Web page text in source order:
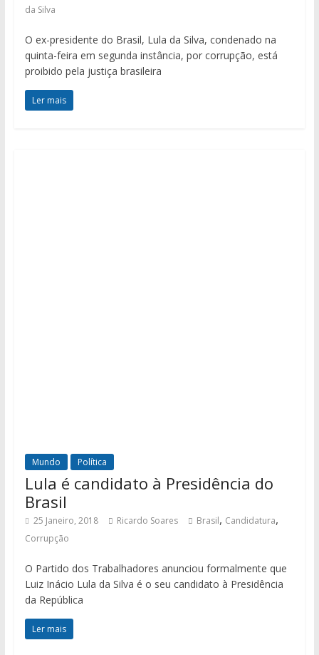
da Silva
O ex-presidente do Brasil, Lula da Silva, condenado na
quinta-feira em segunda instância, por corrupção, está
proibido pela justiça brasileira
Ler mais
Mundo Política
Lula é candidato à Presidência do
Brasil
25 Janeiro, 2018 Ricardo Soares Brasil, Candidatura,
Corrupção
O Partido dos Trabalhadores anunciou formalmente que
Luiz Inácio Lula da Silva é o seu candidato à Presidência
da República
Ler mais